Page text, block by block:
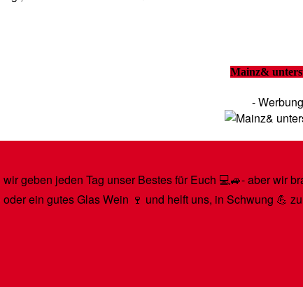
Mainz&
-
geben jeden Tag unser Bestes für Euch 💻🚙- aber wir
ein gutes Glas Wein 🍷 und helft uns, in Schwung 💪